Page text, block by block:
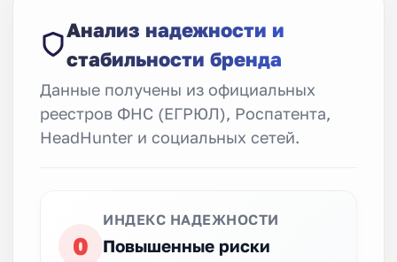
Анализ надежности и
стабильности бренда
Данные получены из официальных
реестров ФНС (ЕГРЮЛ), Роспатента,
HeadHunter и социальных сетей.
0
ИНДЕКС НАДЕЖНОСТИ
Повышенные риски